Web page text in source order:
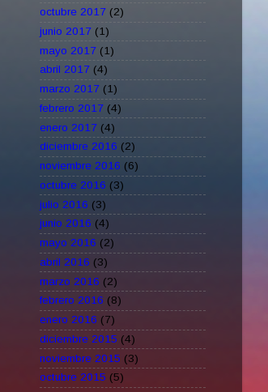
octubre 2017 (2)
junio 2017 (1)
mayo 2017 (1)
abril 2017 (4)
marzo 2017 (1)
febrero 2017 (4)
enero 2017 (4)
diciembre 2016 (2)
noviembre 2016 (6)
octubre 2016 (3)
julio 2016 (3)
junio 2016 (4)
mayo 2016 (2)
abril 2016 (3)
marzo 2016 (2)
febrero 2016 (8)
enero 2016 (7)
diciembre 2015 (4)
noviembre 2015 (3)
octubre 2015 (5)